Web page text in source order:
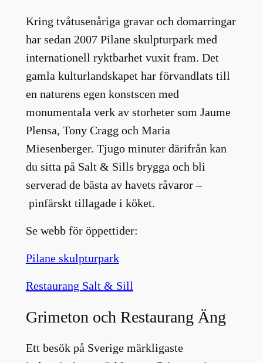
Kring tvåtusenåriga gravar och domarringar
har sedan 2007 Pilane skulpturpark med
internationell ryktbarhet vuxit fram. Det
gamla kulturlandskapet har förvandlats till
en naturens egen konstscen med
monumentala verk av storheter som Jaume
Plensa, Tony Cragg och Maria
Miesenberger. Tjugo minuter därifrån kan
du sitta på Salt & Sills brygga och bli
serverad de bästa av havets råvaror –
pinfärskt tillagade i köket.
Se webb för öppettider:
Pilane skulpturpark
Restaurang Salt & Sill
Grimeton och Restaurang Äng
Ett besök på Sverige märkligaste